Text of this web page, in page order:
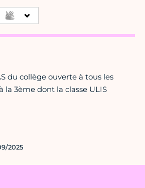
du collège ouverte à tous les
la 3ème dont la classe ULIS
2025